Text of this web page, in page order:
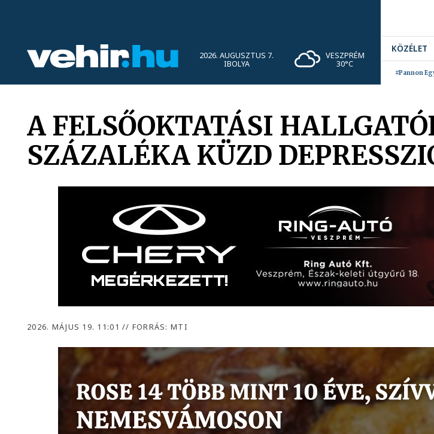
2026. AUGUSZTUS 7.
IBOLYA
VESZPRÉM
30°C
KÖZÉLET
#Pannon
A FELSŐOKTATÁSI
SZÁZALÉKA KÜZD
2026. MÁJUS 19. 11:01// FORRÁS: MTI